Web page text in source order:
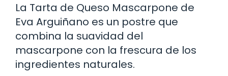
La Tarta de Queso Mascarpone de
Eva Arguiñano es un postre que
combina la suavidad del
mascarpone con la frescura de los
ingredientes naturales.